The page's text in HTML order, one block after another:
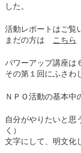
した。
活動レポートはご覧
まだの方は
こちら
パワーアップ講座は
その第１回にふさわ
ＮＰＯ活動の基本中
自分がやりたいと思
く）
文字にして、明文化